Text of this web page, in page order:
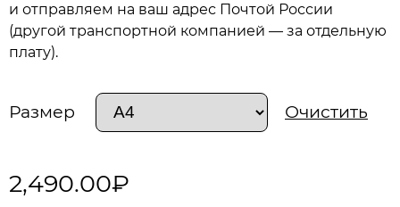
и отправляем на ваш адрес Почтой России
(другой транспортной компанией — за отдельную
плату).
Размер Очистить
2,490.00₽